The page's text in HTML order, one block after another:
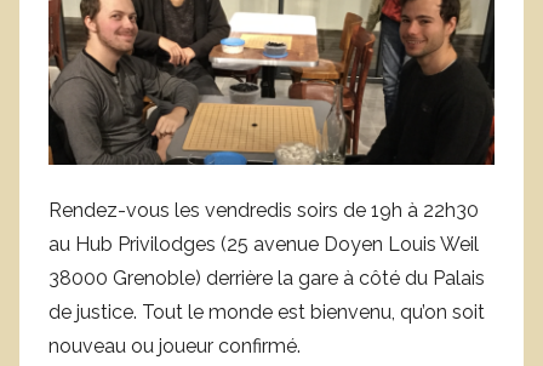
e
f
b
r
e
Rendez-vous les vendredis soirs de 19h à 22h30
au Hub Privilodges (25 avenue Doyen Louis Weil
38000 Grenoble) derrière la gare à côté du Palais
de justice. Tout le monde est bienvenu, qu’on soit
nouveau ou joueur confirmé.